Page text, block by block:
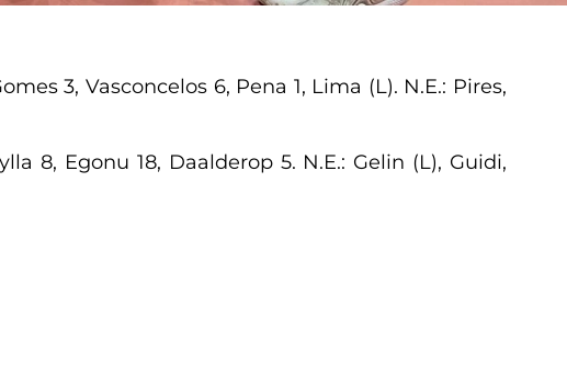
3, Vasconcelos 6, Pena 1, Lima (L). N.E.: Pires,
8, Egonu 18, Daalderop 5. N.E.: Gelin (L), Guidi,